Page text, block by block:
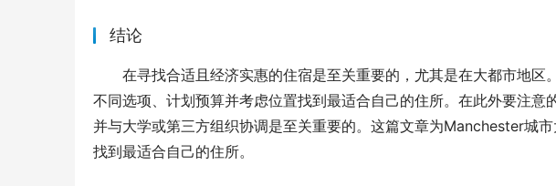
结论
在寻找合适且经济实惠的住宿是至关重要的，尤其是在大都市地
不同选项、计划预算并考虑位置找到最适合自己的住所。在此外要注意
并与大学或第三方组织协调是至关重要的。这篇文章为Manchester城
找到最适合自己的住所。